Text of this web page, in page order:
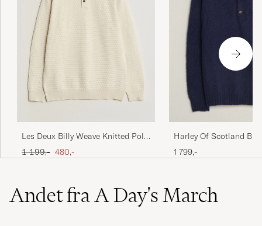
Les Deux Billy Weave Knitted Polo
Light Ivory
Ordinary pris
1 199,- Nedsat pris
480,-
Harley Of Scotland
Supersoft Lambswool
1 799,-
Andet fra A Day's March